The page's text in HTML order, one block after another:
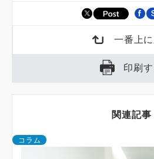
一番上
印刷す
関連記事
コラム